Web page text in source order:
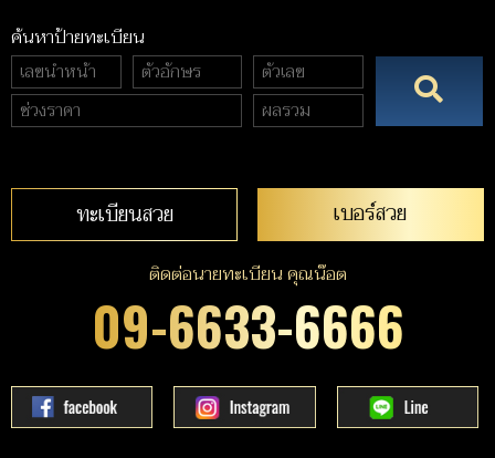
ค้นหาป้ายทะเบียน
ทะเบียนสวย เบอร์สวย
ติดต่อนายทะเบียน คุณน๊อต
09-6633-6666